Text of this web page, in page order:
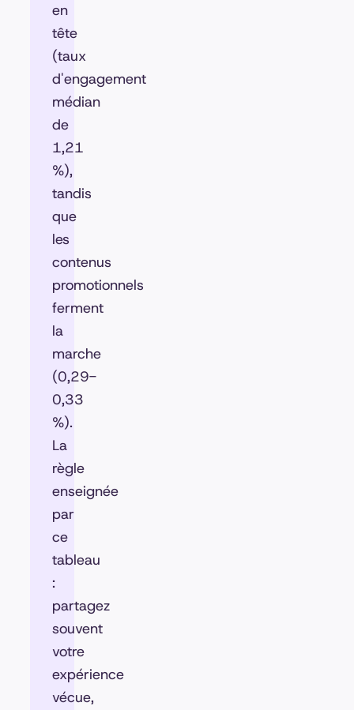
en
tête
(taux
d'engagement
médian
de
1,21
%),
tandis
que
les
contenus
promotionnels
ferment
la
marche
(0,29-
0,33
%).
La
règle
enseignée
par
ce
tableau
:
partagez
souvent
votre
expérience
vécue,